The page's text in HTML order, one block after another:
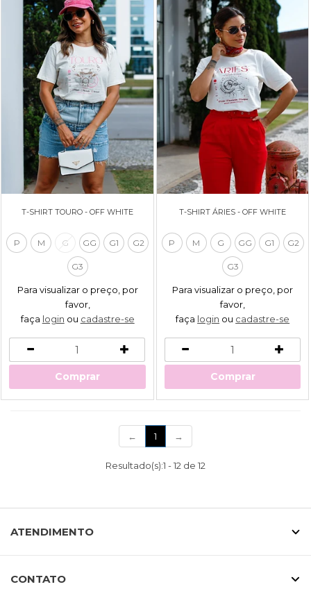
T-SHIRT TOURO - OFF WHITE
P M G GG G1 G2
G3
Para visualizar o preço, por
favor,
faça login ou cadastre-se
Comprar
T-SHIRT ÁRIES - OFF WHITE
P M G GG G1 G2
G3
Para visualizar o preço, por
favor,
faça login ou cadastre-se
Comprar
← 1 (current)
→
Resultado(s):1 -12 de 12
ATENDIMENTO
CONTATO